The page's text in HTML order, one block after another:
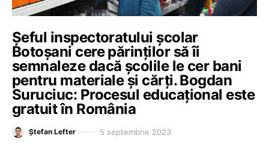
Șeful inspectoratului școlar
Botoșani cere părinților să îi
semnaleze dacă școlile le cer bani
pentru materiale și cărți. Bogdan
Suruciuc: Procesul educațional este
gratuit în România
Ștefan Lefter 5 septembrie 2023